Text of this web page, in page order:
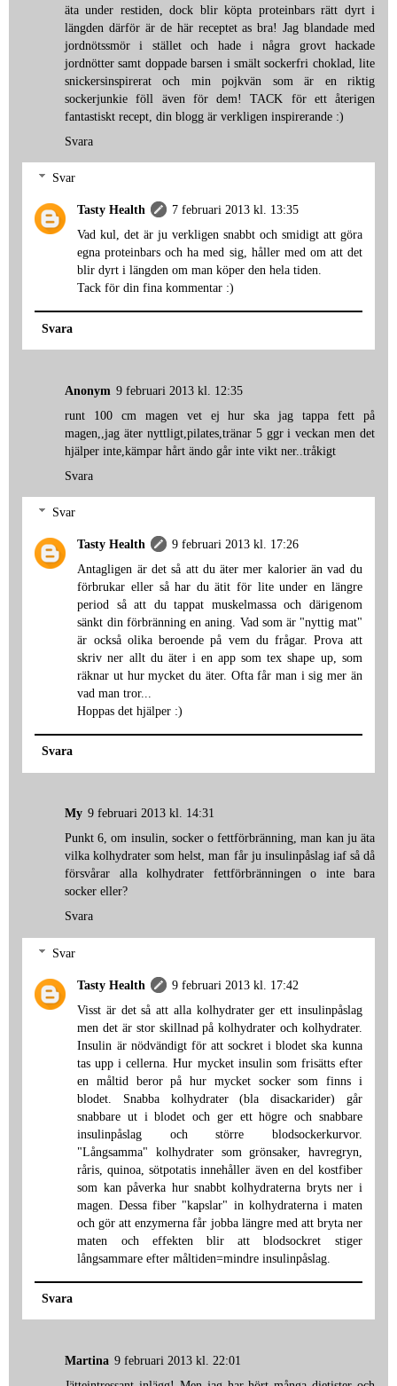
äta under restiden, dock blir köpta proteinbars rätt dyrt i
längden därför är de här receptet as bra! Jag blandade med
jordnötssmör i stället och hade i några grovt hackade
jordnötter samt doppade barsen i smält sockerfri choklad, lite
snickersinspirerat och min pojkvän som är en riktig
sockerjunkie föll även för dem! TACK för ett återigen
fantastiskt recept, din blogg är verkligen inspirerande :)
Svara
Svar
Tasty Health
7 februari 2013 kl. 13:35
Vad kul, det är ju verkligen snabbt och smidigt att göra
egna proteinbars och ha med sig, håller med om att det
blir dyrt i längden om man köper den hela tiden.
Tack för din fina kommentar :)
Svara
Anonym 9 februari 2013 kl. 12:35
runt 100 cm magen vet ej hur ska jag tappa fett på
magen,,jag äter nyttligt,pilates,tränar 5 ggr i veckan men det
hjälper inte,kämpar hårt ändo går inte vikt ner..tråkigt
Svara
Svar
Tasty Health
9 februari 2013 kl. 17:26
Antagligen är det så att du äter mer kalorier än vad du
förbrukar eller så har du ätit för lite under en längre
period så att du tappat muskelmassa och därigenom
sänkt din förbränning en aning. Vad som är "nyttig mat"
är också olika beroende på vem du frågar. Prova att
skriv ner allt du äter i en app som tex shape up, som
räknar ut hur mycket du äter. Ofta får man i sig mer än
vad man tror...
Hoppas det hjälper :)
Svara
My 9 februari 2013 kl. 14:31
Punkt 6, om insulin, socker o fettförbränning, man kan ju äta
vilka kolhydrater som helst, man får ju insulinpåslag iaf så då
försvårar alla kolhydrater fettförbränningen o inte bara
socker eller?
Svara
Svar
Tasty Health
9 februari 2013 kl. 17:42
Visst är det så att alla kolhydrater ger ett insulinpåslag
men det är stor skillnad på kolhydrater och kolhydrater.
Insulin är nödvändigt för att sockret i blodet ska kunna
tas upp i cellerna. Hur mycket insulin som frisätts efter
en måltid beror på hur mycket socker som finns i
blodet. Snabba kolhydrater (bla disackarider) går
snabbare ut i blodet och ger ett högre och snabbare
insulinpåslag och större blodsockerkurvor.
"Långsamma" kolhydrater som grönsaker, havregryn,
råris, quinoa, sötpotatis innehåller även en del kostfiber
som kan påverka hur snabbt kolhydraterna bryts ner i
magen. Dessa fiber "kapslar" in kolhydraterna i maten
och gör att enzymerna får jobba längre med att bryta ner
maten och effekten blir att blodsockret stiger
långsammare efter måltiden=mindre insulinpåslag.
Svara
Martina 9 februari 2013 kl. 22:01